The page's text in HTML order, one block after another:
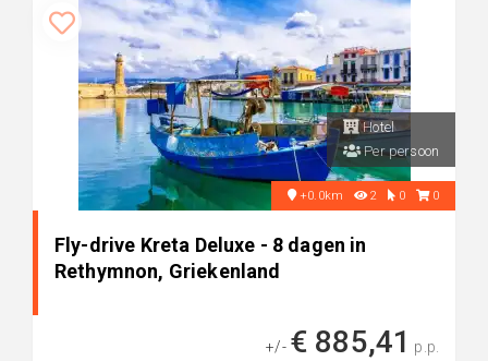
Hotel
Per persoon
+0.0km 2 0 0
Fly-drive Kreta Deluxe - 8 dagen in
Rethymnon, Griekenland
+/- € 885,41 p.p.